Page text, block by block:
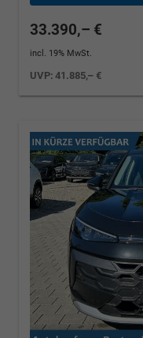
33.390,– €
incl. 19% MwSt.
UVP:41.885,– €